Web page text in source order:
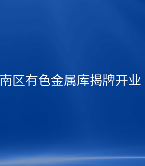
区有色金属库揭牌开业